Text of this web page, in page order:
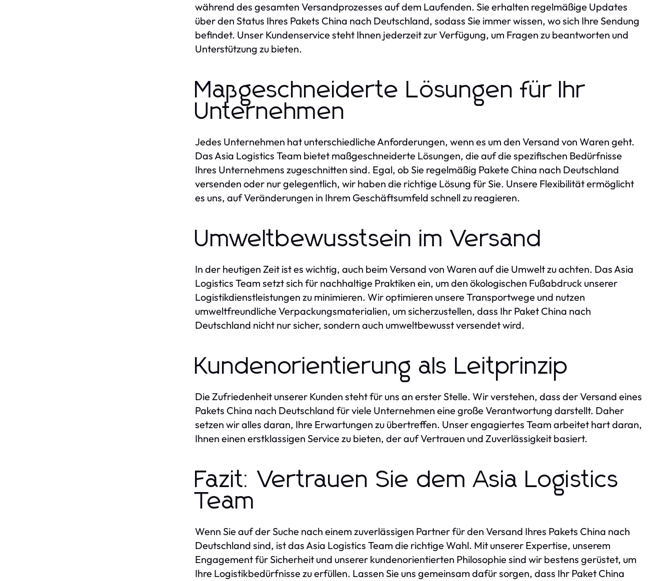
während des gesamten Versandprozesses auf dem Laufenden. Sie erhalten regelmäßige Updates
über den Status Ihres Pakets China nach Deutschland, sodass Sie immer wissen, wo sich Ihre Sendung
befindet. Unser Kundenservice steht Ihnen jederzeit zur Verfügung, um Fragen zu beantworten und
Unterstützung zu bieten.
Maßgeschneiderte Lösungen für Ihr
Unternehmen
Jedes Unternehmen hat unterschiedliche Anforderungen, wenn es um den Versand von Waren geht.
Das Asia Logistics Team bietet maßgeschneiderte Lösungen, die auf die spezifischen Bedürfnisse
Ihres Unternehmens zugeschnitten sind. Egal, ob Sie regelmäßig Pakete China nach Deutschland
versenden oder nur gelegentlich, wir haben die richtige Lösung für Sie. Unsere Flexibilität ermöglicht
es uns, auf Veränderungen in Ihrem Geschäftsumfeld schnell zu reagieren.
Umweltbewusstsein im Versand
In der heutigen Zeit ist es wichtig, auch beim Versand von Waren auf die Umwelt zu achten. Das Asia
Logistics Team setzt sich für nachhaltige Praktiken ein, um den ökologischen Fußabdruck unserer
Logistikdienstleistungen zu minimieren. Wir optimieren unsere Transportwege und nutzen
umweltfreundliche Verpackungsmaterialien, um sicherzustellen, dass Ihr Paket China nach
Deutschland nicht nur sicher, sondern auch umweltbewusst versendet wird.
Kundenorientierung als Leitprinzip
Die Zufriedenheit unserer Kunden steht für uns an erster Stelle. Wir verstehen, dass der Versand eines
Pakets China nach Deutschland für viele Unternehmen eine große Verantwortung darstellt. Daher
setzen wir alles daran, Ihre Erwartungen zu übertreffen. Unser engagiertes Team arbeitet hart daran,
Ihnen einen erstklassigen Service zu bieten, der auf Vertrauen und Zuverlässigkeit basiert.
Fazit: Vertrauen Sie dem Asia Logistics
Team
Wenn Sie auf der Suche nach einem zuverlässigen Partner für den Versand Ihres Pakets China nach
Deutschland sind, ist das Asia Logistics Team die richtige Wahl. Mit unserer Expertise, unserem
Engagement für Sicherheit und unserer kundenorientierten Philosophie sind wir bestens gerüstet, um
Ihre Logistikbedürfnisse zu erfüllen. Lassen Sie uns gemeinsam dafür sorgen, dass Ihr Paket China